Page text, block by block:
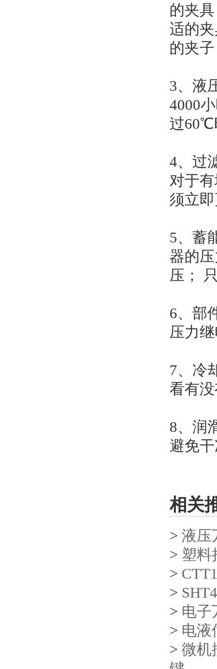
的夹
适的
的夹
3、液
4000
过60℃
4、过
对于
须立
5、蓄
器的
压；
6、部
压力
7、冷
看有
8、润
避免
相关
> 液压
> 塑料
>
>
> 电子
> 电液
> 微机